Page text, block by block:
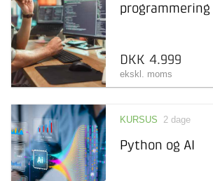
programmering
DKK 4.999
ekskl. moms
KURSUS 2 dage
Python og AI